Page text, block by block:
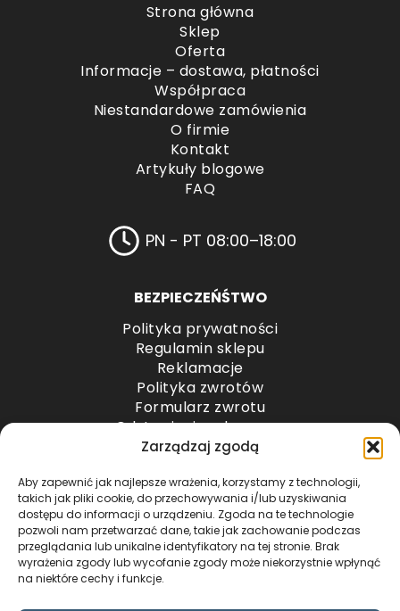
Zarządzaj zgodą
Aby zapewnić jak najlepsze wrażenia, korzystamy z technologii,
takich jak pliki cookie, do przechowywania i/lub uzyskiwania
dostępu do informacji o urządzeniu. Zgoda na te technologie
pozwoli nam przetwarzać dane, takie jak zachowanie podczas
przeglądania lub unikalne identyfikatory na tej stronie. Brak
wyrażenia zgody lub wycofanie zgody może niekorzystnie wpłynąć
na niektóre cechy i funkcje.
Strona główna
Sklep
Oferta
Informacje – dostawa, płatności
Współpraca
Niestandardowe zamówienia
O firmie
Kontakt
Artykuły blogowe
FAQ
PN - PT 08:00–18:00
BEZPIECZEŃŚTWO
Polityka prywatności
Regulamin sklepu
Reklamacje
Polityka zwrotów
Formularz zwrotu
Odstąpienie od umowy
Odstąpienie od umowy – przesyłki paletowe
METODY PŁATNOŚCI